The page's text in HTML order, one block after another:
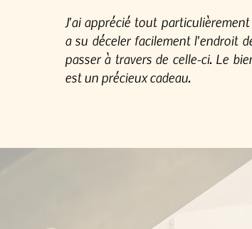
J'ai apprécié tout
a su déceler facilement l'endroit
passer à travers de celle-ci. Le
est un précieux cadeau.